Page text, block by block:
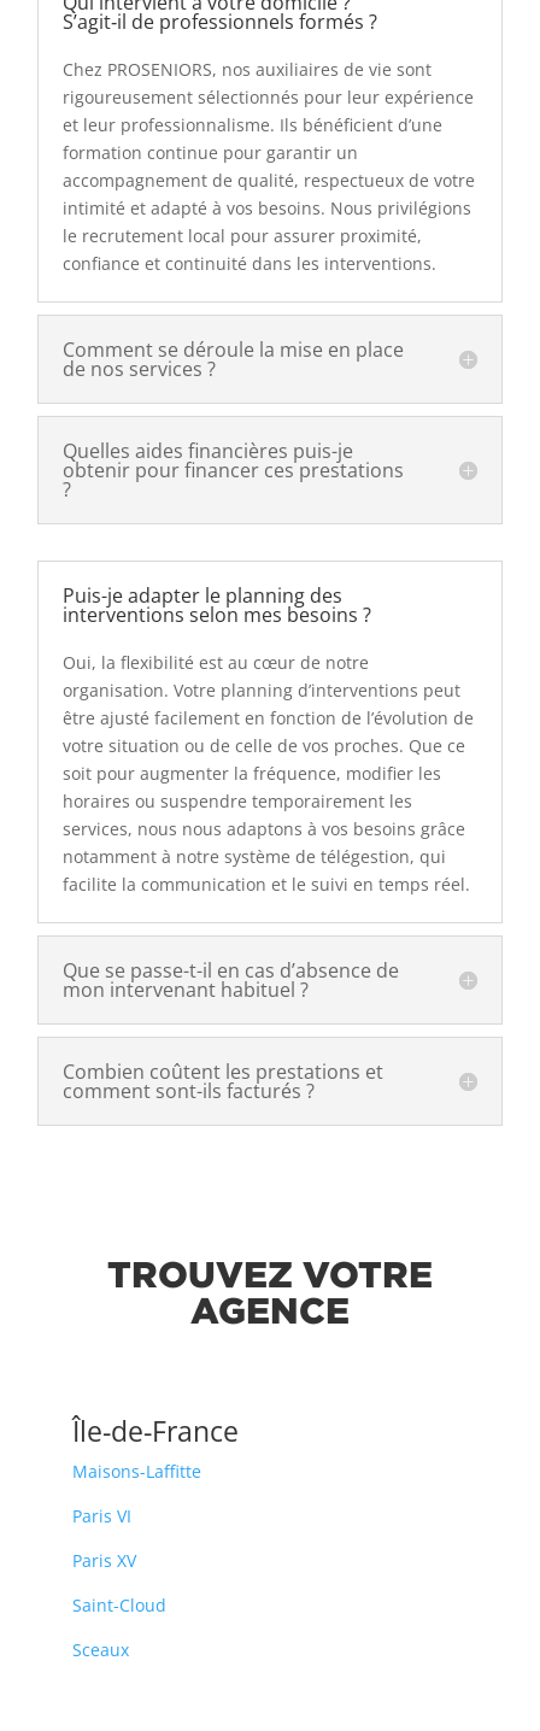
S’agit‑il de professionnels formés ?
Chez PROSENIORS, nos auxiliaires de vie sont
rigoureusement sélectionnés pour leur expérience
et leur professionnalisme. Ils bénéficient d’une
formation continue pour garantir un
accompagnement de qualité, respectueux de votre
intimité et adapté à vos besoins. Nous privilégions
le recrutement local pour assurer proximité,
confiance et continuité dans les interventions.
Comment se déroule la mise en place
de nos services ?
Quelles aides financières puis-je
obtenir pour financer ces prestations
?
Puis-je adapter le planning des
interventions selon mes besoins ?
Oui, la flexibilité est au cœur de notre
organisation. Votre planning d’interventions peut
être ajusté facilement en fonction de l’évolution de
votre situation ou de celle de vos proches. Que ce
soit pour augmenter la fréquence, modifier les
horaires ou suspendre temporairement les
services, nous nous adaptons à vos besoins grâce
notamment à notre système de télégestion, qui
facilite la communication et le suivi en temps réel.
Que se passe-t-il en cas d’absence de
mon intervenant habituel ?
Combien coûtent les prestations et
comment sont-ils facturés ?
TROUVEZ VOTRE
AGENCE
Île-de-France
Maisons-Laffitte
Paris VI
Paris XV
Saint-Cloud
Sceaux